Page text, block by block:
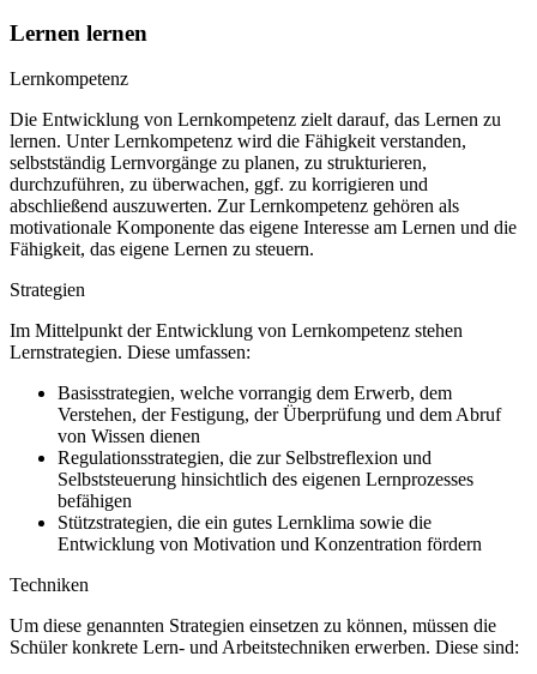
Lernen lernen
Lernkompetenz
Die Entwicklung von Lernkompetenz zielt darauf, das Lernen zu
lernen. Unter Lernkompetenz wird die Fähigkeit verstanden,
selbstständig Lernvorgänge zu planen, zu strukturieren,
durchzuführen, zu überwachen, ggf. zu korrigieren und
abschließend auszuwerten. Zur Lernkompetenz gehören als
motivationale Komponente das eigene Interesse am Lernen und die
Fähigkeit, das eigene Lernen zu steuern.
Strategien
Im Mittelpunkt der Entwicklung von Lernkompetenz stehen
Lernstrategien. Diese umfassen:
Basisstrategien, welche vorrangig dem Erwerb, dem
Verstehen, der Festigung, der Überprüfung und dem Abruf
von Wissen dienen
Regulationsstrategien, die zur Selbstreflexion und
Selbststeuerung hinsichtlich des eigenen Lernprozesses
befähigen
Stützstrategien, die ein gutes Lernklima sowie die
Entwicklung von Motivation und Konzentration fördern
Techniken
Um diese genannten Strategien einsetzen zu können, müssen die
Schüler konkrete Lern- und Arbeitstechniken erwerben. Diese sind: